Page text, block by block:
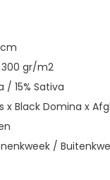
gr/m2
/ 15% Sativa
x Black Domina x
/